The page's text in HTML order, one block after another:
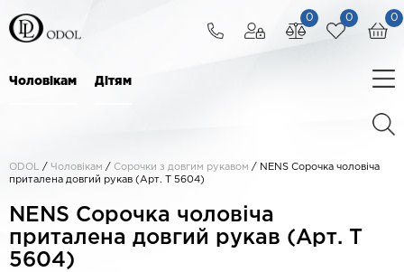
0
0
0
Чоловікам Дітям
ODOL / Чоловікам / Сорочки з довгим рукавом / NENS Сорочка чоловіча
приталена довгий рукав (Арт. T 5604)
NENS Сорочка чоловіча
приталена довгий рукав (Арт. T
5604)